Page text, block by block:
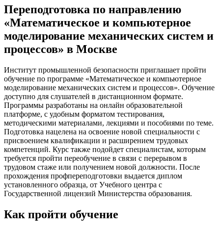
Переподготовка по направлению
«Математическое и компьютерное
моделирование механических систем и
процессов» в Москве
Институт промышленной безопасности приглашает пройти
обучение по программе «Математическое и компьютерное
моделирование механических систем и процессов». Обучение
доступно для слушателей в дистанционном формате.
Программы разработаны на онлайн образовательной
платформе, с удобным форматом тестирования,
методическими материалами, лекциями и пособиями по теме.
Подготовка нацелена на освоение новой специальности с
присвоением квалификации и расширением трудовых
компетенций. Курс также подойдет специалистам, которым
требуется пройти переобучение в связи с перерывом в
трудовом стаже или получением новой должности. После
прохождения профпереподготовки выдается диплом
установленного образца, от Учебного центра с
Государственной лицензий Министерства образования.
Как пройти обучение